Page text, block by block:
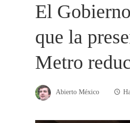
El
que la
Metro
Abierto México